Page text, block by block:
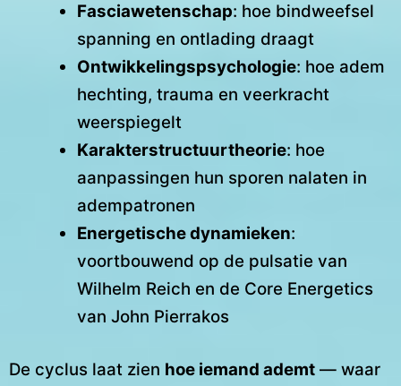
Fasciawetenschap: hoe bindweefsel
spanning en ontlading draagt
Ontwikkelingspsychologie: hoe adem
hechting, trauma en veerkracht
weerspiegelt
Karakterstructuurtheorie: hoe
aanpassingen hun sporen nalaten in
adempatronen
Energetische dynamieken:
voortbouwend op de pulsatie van
Wilhelm Reich en de Core Energetics
van John Pierrakos
De cyclus laat zien hoe iemand ademt — waar